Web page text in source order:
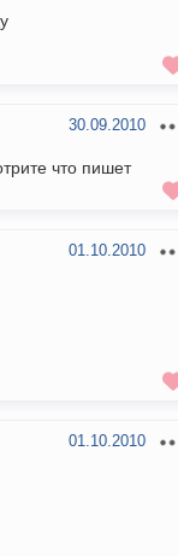
30.09.2010
что пишет
01.10.2010
01.10.2010